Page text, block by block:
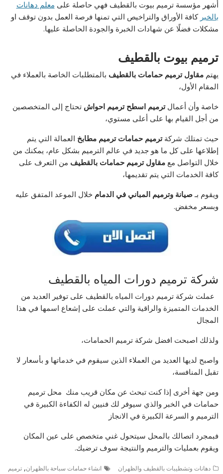
أشهر مؤسسة ترميم بيوت بالقطيف فهي حاصلة على معلم دهانات
بالخبر كافة الأوراق والتراخيص التي تمنها فرصة العمل بدون توقف او
مشكلات فضلًا عن شهادات الخبرة والجودة الحاصلة عليها.
ترميم بيوت بالقطيف
يهتممقاول ترميم حمامات بالقطيف بالمتطلبات الخاصة بالعملاء في
المقام الأول،
خاصة وأن أعمالترميم اسطح ترميم احواش تحتاج إلى المتخصصين
من أجل القيام بها على أعلى مستوي،
حيث تمتلك شركةترميم حمامات ترميم مطابخ العمالة التي يتم
إطلاعها على كل ما هو جديد في عالم الترميم بشكل عام، يمكنك من
خلال التواصل معمقاول ترميم حمامات بالقطيف من التعرف على
كافة الخدمات التي يتم تقديمها،
ويقوم بـصيانة وترميم المباني في الدمام خلال الموعد المتفق عليه
وبسعر مخفض.
شركة ترميم دورات المياه بالقطيف
عملت شركة ترميم دورات المياه بالقطيف على توفير العديد من
الخدمات المتميزة والراقية والتي عملت على إشعاع اسمها في هذا
المجال
ولذلك اصبحت افضل شركة ترميم الحمامات،
واصبح لديها العديد من العملاء الذين سيقوم في خدماتها و بأسعار لا
تقبل المنافسة،
ومن جهة أخرى إذا كنت تبحث عن مكان قريب منك محل ترميم
حمامات في الخبر والذي سيوفر لك فنيين له الكفاءة الكبيرة في
الترميم و السرعة الكبيرة في الانجاز
فبمجرد اتصالك بالمحل سيتحول غني متخصص على عين المكان
ويقوم بعمليات والترميم والنتيجة سوف ترضيك.
دهانات وتشطيبات بالقطيف والظهران انشاء حمامات سباحة بالظهران,ترميم